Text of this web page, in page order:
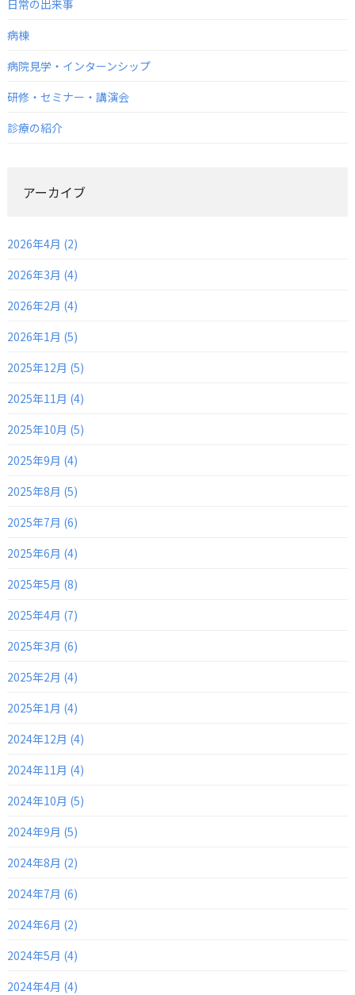
日常の出来事
病棟
病院見学・インターンシップ
研修・セミナー・講演会
診療の紹介
アーカイブ
2026年4月 (2)
2026年3月 (4)
2026年2月 (4)
2026年1月 (5)
2025年12月 (5)
2025年11月 (4)
2025年10月 (5)
2025年9月 (4)
2025年8月 (5)
2025年7月 (6)
2025年6月 (4)
2025年5月 (8)
2025年4月 (7)
2025年3月 (6)
2025年2月 (4)
2025年1月 (4)
2024年12月 (4)
2024年11月 (4)
2024年10月 (5)
2024年9月 (5)
2024年8月 (2)
2024年7月 (6)
2024年6月 (2)
2024年5月 (4)
2024年4月 (4)